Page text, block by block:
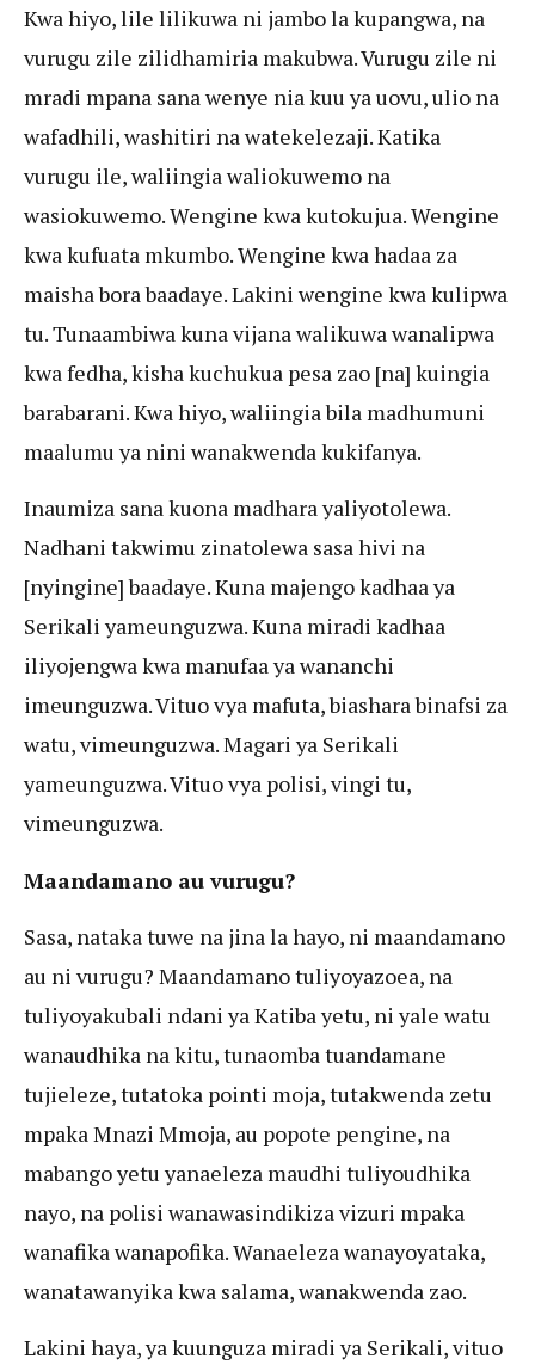
Kwa hiyo, lile lilikuwa ni jambo la kupangwa, na
vurugu zile zilidhamiria makubwa. Vurugu zile ni
mradi mpana sana wenye nia kuu ya uovu, ulio na
wafadhili, washitiri na watekelezaji. Katika
vurugu ile, waliingia waliokuwemo na
wasiokuwemo. Wengine kwa kutokujua. Wengine
kwa kufuata mkumbo. Wengine kwa hadaa za
maisha bora baadaye. Lakini wengine kwa kulipwa
tu. Tunaambiwa kuna vijana walikuwa wanalipwa
kwa fedha, kisha kuchukua pesa zao [na] kuingia
barabarani. Kwa hiyo, waliingia bila madhumuni
maalumu ya nini wanakwenda kukifanya.
Inaumiza sana kuona madhara yaliyotolewa.
Nadhani takwimu zinatolewa sasa hivi na
[nyingine] baadaye. Kuna majengo kadhaa ya
Serikali yameunguzwa. Kuna miradi kadhaa
iliyojengwa kwa manufaa ya wananchi
imeunguzwa. Vituo vya mafuta, biashara binafsi za
watu, vimeunguzwa. Magari ya Serikali
yameunguzwa. Vituo vya polisi, vingi tu,
vimeunguzwa.
Maandamano au vurugu?
Sasa, nataka tuwe na jina la hayo, ni maandamano
au ni vurugu? Maandamano tuliyoyazoea, na
tuliyoyakubali ndani ya Katiba yetu, ni yale watu
wanaudhika na kitu, tunaomba tuandamane
tujieleze, tutatoka pointi moja, tutakwenda zetu
mpaka Mnazi Mmoja, au popote pengine, na
mabango yetu yanaeleza maudhi tuliyoudhika
nayo, na polisi wanawasindikiza vizuri mpaka
wanafika wanapofika. Wanaeleza wanayoyataka,
wanatawanyika kwa salama, wanakwenda zao.
Lakini haya, ya kuunguza miradi ya Serikali, vituo